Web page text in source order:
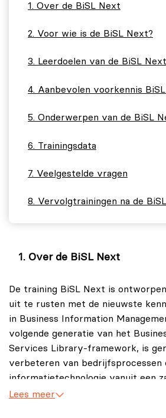
Over de BiSL Next
Voor wie is de BiSL Next?
Leerdoelen van de BiSL Next
Aanbevolen voorkennis
Onderwerpen van de BiSL
Trainingsdata
Veelgestelde vragen
Vervolgtrainingen na de
Over de BiSL Next
De training BiSL Next is
uit te rusten met de nieuwste
in Business Information
volgende generatie van het
Services Library-framework, is
verbeteren van bedrijfsprocessen
informatietechnologie vanuit een
Lees meer